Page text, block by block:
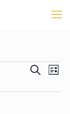
Suche
SucheListe